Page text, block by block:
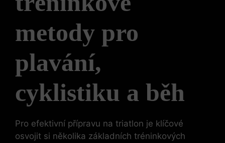
metody pro
plavání,
cyklistiku a běh
Pro efektivní přípravu na triatlon je klíčové
osvojit si několika základních tréninkových